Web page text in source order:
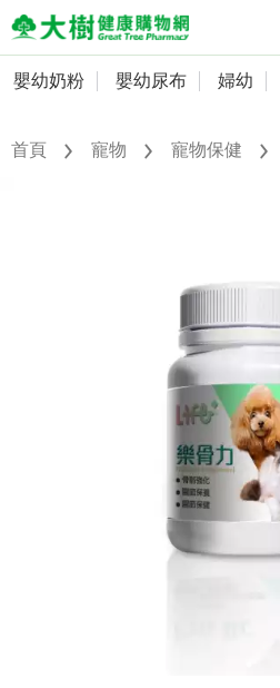
嬰幼奶粉
嬰幼尿布
抗菌 尿布 大樹獨家 益生菌
會員資料及密碼修改
常用收件人清單
嬰幼奶粉 嬰幼尿布 婦幼
首頁 寵物 寵物保健